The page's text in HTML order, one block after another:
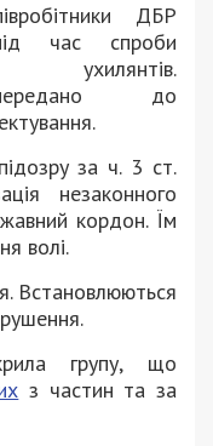
ДБР
час спроби
передано до
за ч. 3 ст.
незаконного
кордон. Їм
волі.
Встановлюються
групу, що
з частин та за